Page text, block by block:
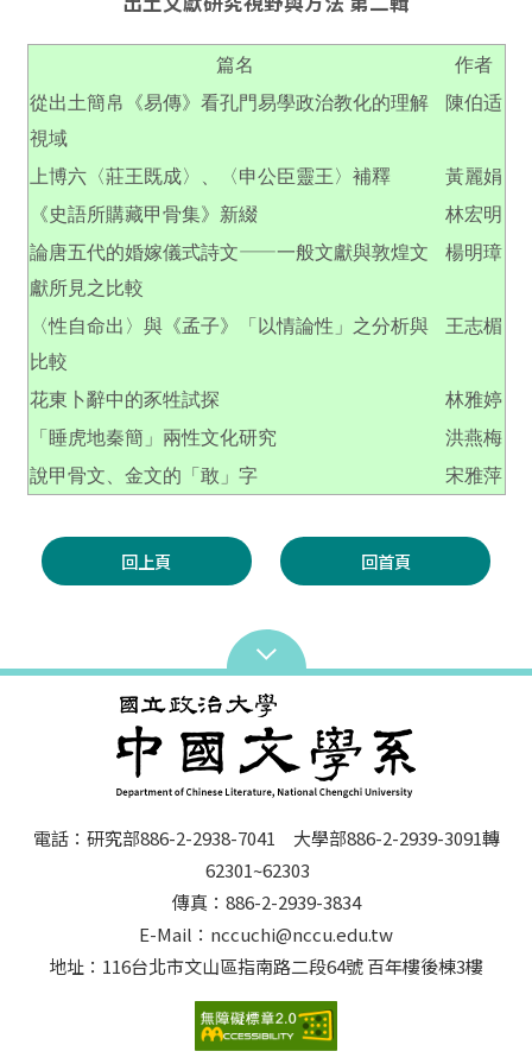
篇名
作者
從出土簡帛《易傳》看孔門易學政治教化的理解
視域
陳伯适
上博六〈莊王既成〉、〈申公臣靈王〉補釋
黃麗娟
《史語所購藏甲骨集》新綴
林宏明
論唐五代的婚嫁儀式詩文——一般文獻與敦煌文
獻所見之比較
楊明璋
〈性自命出〉與《孟子》「以情論性」之分析與
比較
王志楣
花東卜辭中的豕牲試探
林雅婷
「睡虎地秦簡」兩性文化研究
洪燕梅
說甲骨文、金文的「敢」字
宋雅萍
回上頁 回首頁
電話：研究部886-2-2938-7041 大學部886-2-2939-3091轉
62301~62303
傳真：886-2-2939-3834
E-Mail：nccuchi@nccu.edu.tw
地址：116台北市文山區指南路二段64號 百年樓後棟3樓